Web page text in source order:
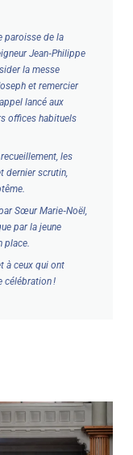
paroisse de la
Jean‑Philippe
la messe
et remercier
lancé aux
offices habituels
les
dernier scrutin,
Sœur Marie‑Noël,
par la jeune
place.
à ceux qui ont
célébration !